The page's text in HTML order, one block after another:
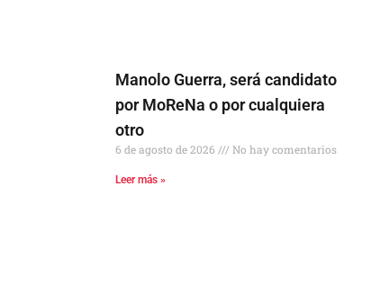
Manolo Guerra, será candidato
por MoReNa o por cualquiera
otro
6 de agosto de 2026 No hay comentarios
Leer más »